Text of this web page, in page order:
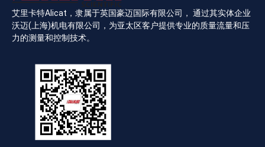
艾里卡特Alicat，隶属于英国豪迈国际有限公司， 通过其实体企业
沃迈(上海)机电有限公司，为亚太区客户提供专业的质量流量和压
力的测量和控制技术。